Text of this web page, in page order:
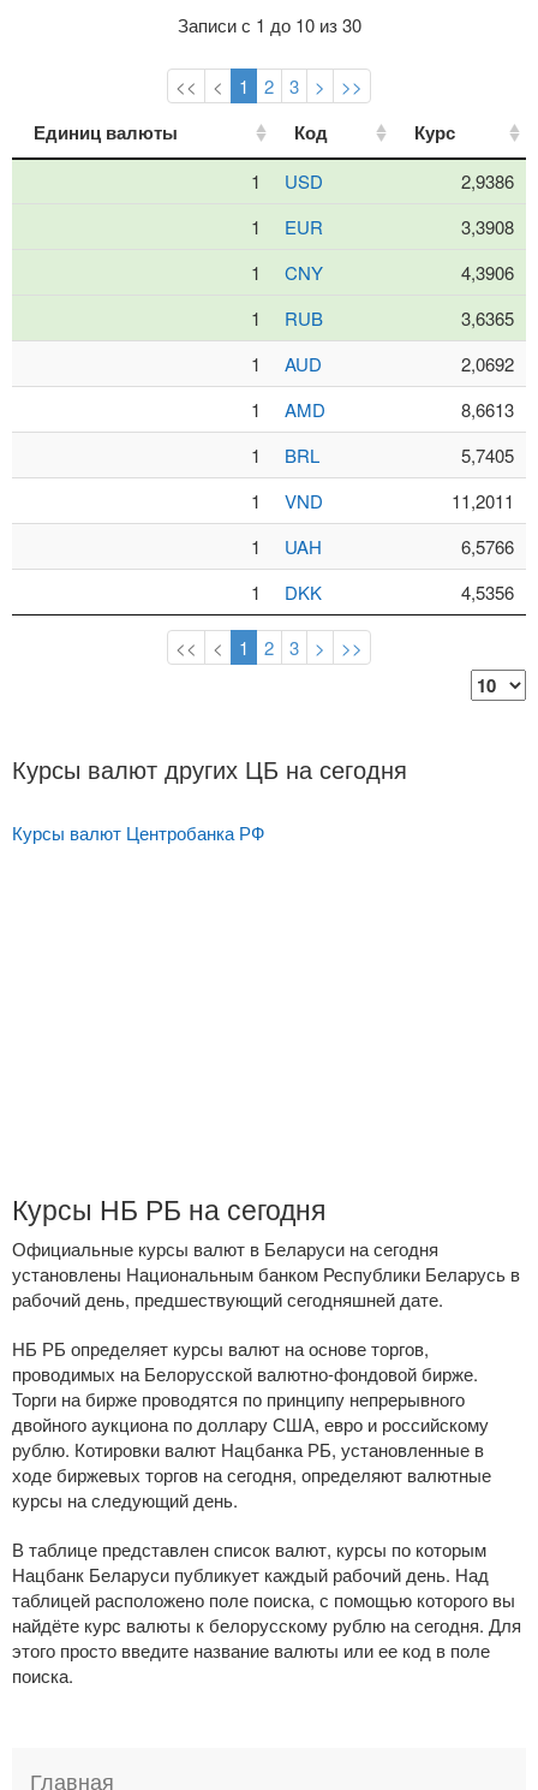
Записи с 1 до 10 из 30
<< < 1 2 3 > >>
Единиц валюты Код Курс
1 USD
2,9386
1
EUR
3,3908
1
CNY
4,3906
1
RUB
3,6365
1
AUD
2,0692
1
AMD
8,6613
1
BRL
5,7405
1
VND
11,2011
1
UAH
6,5766
1
DKK 4,5356
<< < 1 2 3 > >>
Курсы валют других ЦБ на сегодня
Курсы валют Центробанка РФ
Курсы НБ РБ на сегодня
Официальные курсы валют в Беларуси на сегодня
установлены Национальным банком Республики Беларусь в
рабочий день, предшествующий сегодняшней дате.
НБ РБ определяет курсы валют на основе торгов,
проводимых на Белорусской валютно-фондовой бирже.
Торги на бирже проводятся по принципу непрерывного
двойного аукциона по доллару США, евро и российскому
рублю. Котировки валют Нацбанка РБ, установленные в
ходе биржевых торгов на сегодня, определяют валютные
курсы на следующий день.
В таблице представлен список валют, курсы по которым
Нацбанк Беларуси публикует каждый рабочий день. Над
таблицей расположено поле поиска, с помощью которого вы
найдёте курс валюты к белорусскому рублю на сегодня. Для
этого просто введите название валюты или ее код в поле
поиска.
Главная
Единиц валюты Код Курс